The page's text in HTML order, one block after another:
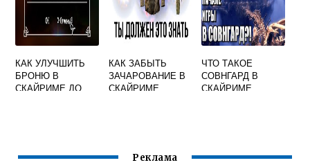
КАК УЛУЧШИТЬ
БРОНЮ В
СКАЙРИМЕ ДО
КАК ЗАБЫТЬ
ЗАЧАРОВАНИЕ В
СКАЙРИМЕ
ЧТО ТАКОЕ
СОВНГАРД В
СКАЙРИМЕ
Реклама